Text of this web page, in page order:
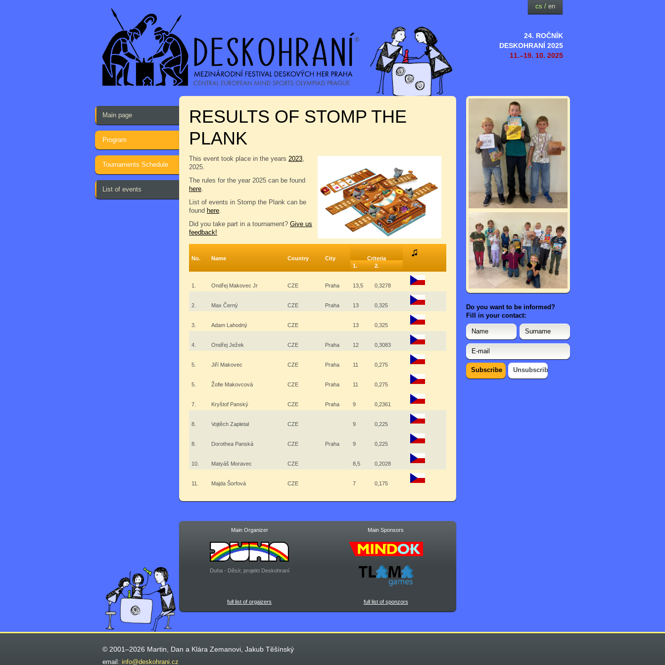
24. ROČNÍK
DESKOHRANÍ 2025
11.–19. 10. 2025
cs / en
Main page
Program
Tournaments Schedule
List of events
RESULTS OF STOMP THE
PLANK
This event took place in the years 2023,
2025.
The rules for the year 2025 can be found
here.
List of events in Stomp the Plank can be
found here.
Did you take part in a tournament? Give us
feedback!
No. Name Country City
Criteria
1.
2.
1. Ondřej Makovec Jr CZE Praha 13,5 0,3278
2. Max Černý CZE Praha 13 0,325
3. Adam Lahodný CZE 13 0,325
4. Ondřej Ježek CZE Praha 12 0,3083
5. Jiří Makovec CZE Praha 11 0,275
5. Žofie Makovcová CZE Praha 11 0,275
7. Kryštof Panský CZE Praha 9 0,2361
8. Vojtěch Zapletal CZE 9 0,225
8. Dorothea Panská CZE Praha 9 0,225
10. Matyáš Moravec CZE 8,5 0,2028
11. Majda Šorfová CZE 7 0,175
Main Organizer Main Sponsors
Duha - Děsír, projekt Deskohraní
full list of orgaizers full list of sponzors
Do you want to be informed?
Fill in your contact:
© 2001–2026 Martin, Dan a Klára Zemanovi, Jakub Těšínský
email: info@deskohrani.cz